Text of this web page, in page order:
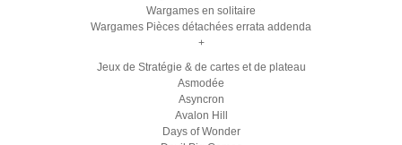
Wargames en solitaire
Wargames Pièces détachées errata addenda
+
Jeux de Stratégie & de cartes et de plateau
Asmodée
Asyncron
Avalon Hill
Days of Wonder